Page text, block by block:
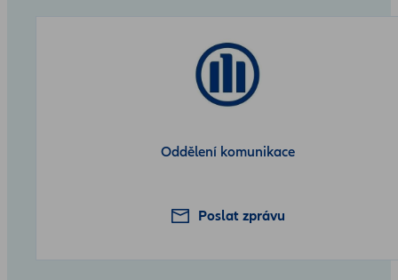
Oddělení komunikace
Poslat zprávu